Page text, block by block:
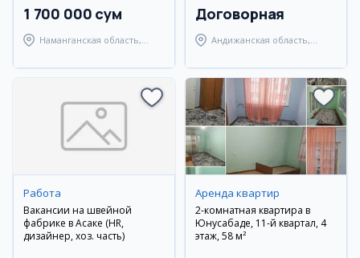
1 700 000 сум
Наманганская область,
Договорная
Андижанская область,
Работа
Вакансии на швейной
фабрике в Асаке (HR,
дизайнер, хоз. часть)
Аренда квартир
2-комнатная квартира в
Юнусабаде, 11-й квартал, 4
этаж, 58 м²